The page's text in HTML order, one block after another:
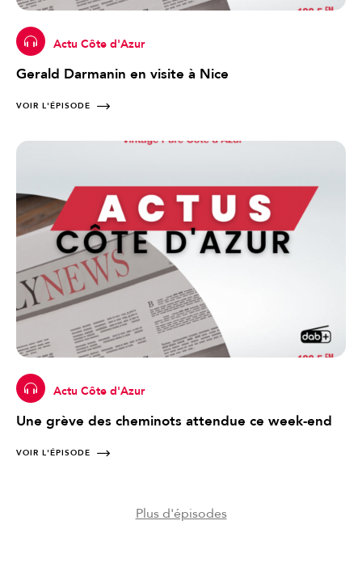
Actu Côte d'Azur
Gerald Darmanin en visite à Nice
VOIR L'ÉPISODE
Actu Côte d'Azur
Une grève des cheminots attendue ce week-end
VOIR L'ÉPISODE
Plus d'épisodes